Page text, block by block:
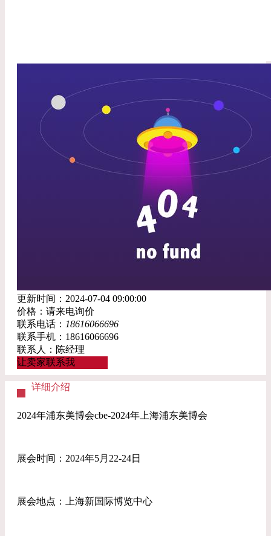
更新时间：2024-07-04 09:00:00
价格：请来电询价
联系电话： 18616066696
联系手机：18616066696
联系人：陈经理
让卖家联系我
详细介绍
2024年浦东美博会cbe-2024年上海浦东美博会
展会时间：2024年5月22-24日
展会地点：上海新国际博览中心